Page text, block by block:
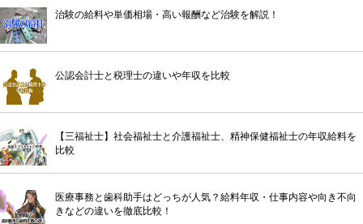
治験の給料や単価相場・高い報酬など治験を解説！
公認会計士と税理士の違いや年収を比較
【三福祉士】社会福祉士と介護福祉士、精神保健福祉士の年収給料を
比較
医療事務と歯科助手はどっちが人気？給料年収・仕事内容や向き不向
きなどの違いを徹底比較！